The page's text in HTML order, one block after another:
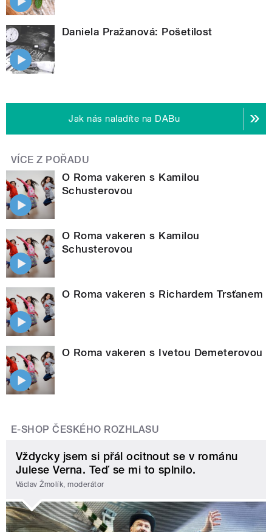
Daniela Pražanová: Pošetilost
Jak nás naladíte na DABu
VÍCE Z POŘADU
O Roma vakeren s Kamilou
Schusterovou
O Roma vakeren s Kamilou
Schusterovou
O Roma vakeren s Richardem Trsťanem
O Roma vakeren s Ivetou Demeterovou
E-SHOP ČESKÉHO ROZHLASU
Vždycky jsem si přál ocitnout se v románu
Julese Verna. Teď se mi to splnilo.
Václav Žmolík, moderátor